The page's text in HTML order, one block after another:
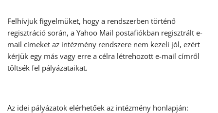
Felhívjuk figyelmüket, hogy a rendszerben történő
regisztráció során, a Yahoo Mail postafiókban regisztrált e-
mail címeket az intézmény rendszere nem kezeli jól, ezért
kérjük egy más vagy erre a célra létrehozott e-mail címről
töltsék fel pályázataikat.
Az idei pályázatok elérhetőek az intézmény honlapján: